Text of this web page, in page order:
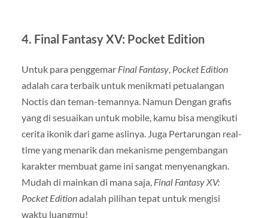
4. Final Fantasy XV: Pocket Edition
Untuk para penggemar Final Fantasy, Pocket Edition
adalah cara terbaik untuk menikmati petualangan
Noctis dan teman-temannya. Namun Dengan grafis
yang di sesuaikan untuk mobile, kamu bisa mengikuti
cerita ikonik dari game aslinya. Juga Pertarungan real-
time yang menarik dan mekanisme pengembangan
karakter membuat game ini sangat menyenangkan.
Mudah di mainkan di mana saja, Final Fantasy XV:
Pocket Editionadalah pilihan tepat untuk mengisi
waktu luangmu!